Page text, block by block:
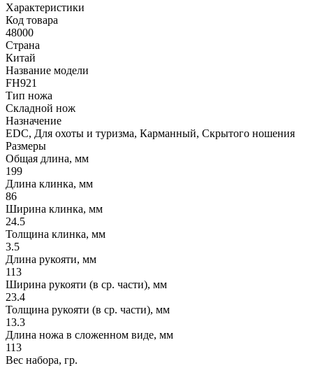
Характеристики
Код товара
48000
Страна
Китай
Название модели
FH921
Тип ножа
Складной нож
Назначение
EDC, Для охоты и туризма, Карманный, Скрытого ношения
Размеры
Общая длина, мм
199
Длина клинка, мм
86
Ширина клинка, мм
24.5
Толщина клинка, мм
3.5
Длина рукояти, мм
113
Ширина рукояти (в ср. части), мм
23.4
Толщина рукояти (в ср. части), мм
13.3
Длина ножа в сложенном виде, мм
113
Вес набора, гр.